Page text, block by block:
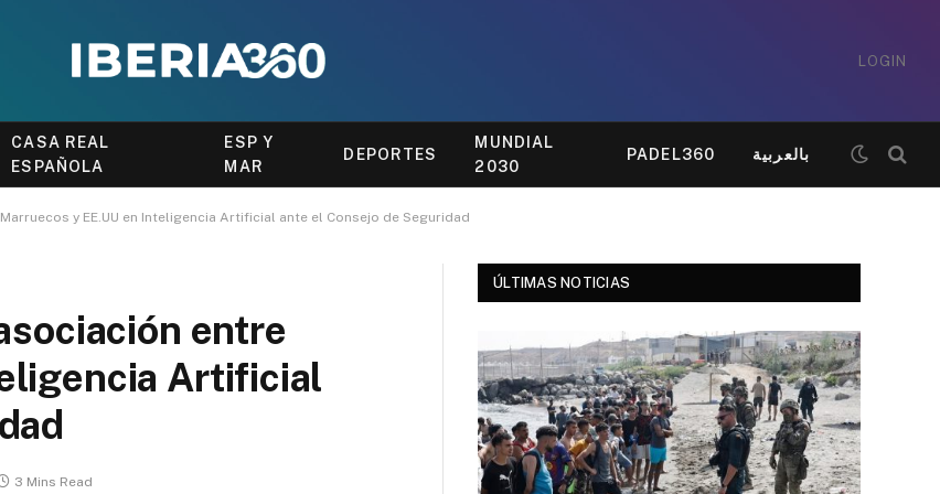
LOGIN
CASA REAL
ESPAÑOLA
ESP Y
MAR
DEPORTES
MUNDIAL
2030
PADEL360 بالعربية
y EE.UU en Inteligencia Artificial ante el Consejo de Seguridad
entre
Artificial
3 Mins Read
ÚLTIMAS NOTICIAS